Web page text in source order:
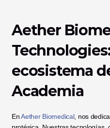
Aether
ecosistema
Academia
En Aether Biomedical, nos